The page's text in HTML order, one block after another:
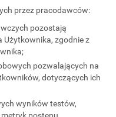
przez pracodawców:
pozostają
Użytkownika, zgodnie z
pozwalających na
dotyczących ich
wyników testów,